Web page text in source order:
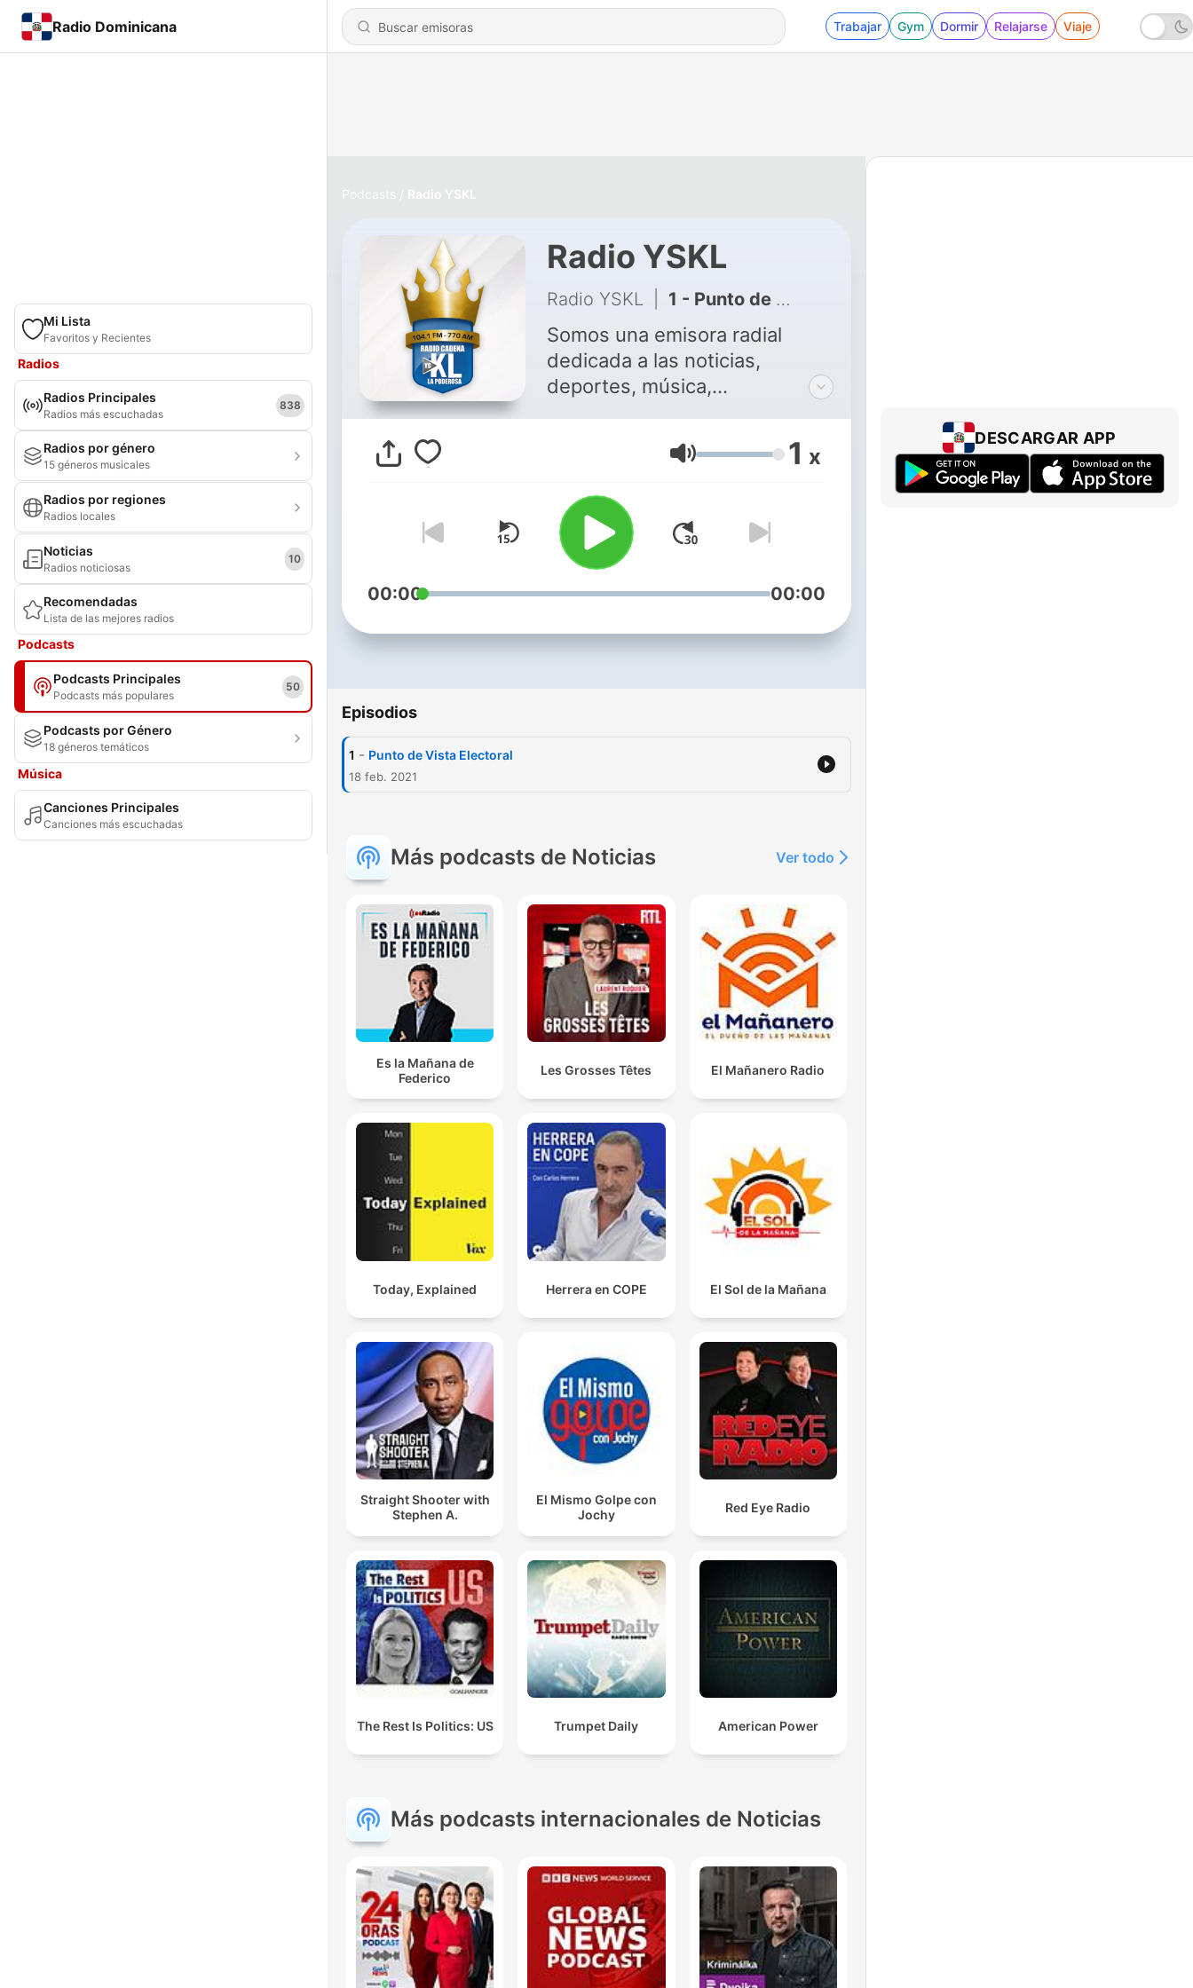
Radio Dominicana Trabajar Gym Dormir Relajarse Viaje
Mi Lista
Favoritos y Recientes
Radios
Radios Principales
Radios más escuchadas
838
Radios por género
15 géneros musicales
Radios por regiones
Radios locales
Noticias
Radios noticiosas
10
Recomendadas
Lista de las mejores radios
Podcasts
Podcasts Principales
Podcasts más populares
50
Podcasts por Género
18 géneros temáticos
Música
Canciones Principales
Canciones más escuchadas
Podcasts Radio YSKL
Radio YSKL
Radio YSKL 1 - Punto de Vista Electoral
Somos una emisora radial
dedicada a las noticias,
deportes, música,
una variedad de programas
para todas las edades y
del mundial con derechos
exclusivos de Radio en El
Salvador. Con transmisión en
104.1 FM y 770 AM, por la web
Volumen 1 x
00:00 00:00
Episodios
1 - Punto de Vista Electoral
18 feb. 2021
Más podcasts de Noticias Ver todo
Es la Mañana de
Federico
Les Grosses Têtes El Mañanero Radio
Today, Explained Herrera en COPE El Sol de la Mañana
Straight Shooter with
Stephen A.
El Mismo Golpe con
Jochy
Red Eye Radio
The Rest Is Politics: US Trumpet Daily American Power
Más podcasts internacionales de Noticias
DESCARGAR APP